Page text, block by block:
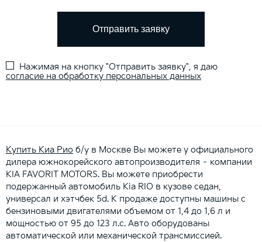
Отправить заявку
Нажимая на кнопку "Отправить заявку", я даю
согласие на обработку персональных данных
Купить Киа Рио б/у в Москве Вы можете у официального
дилера южнокорейского автопроизводителя – компании
KIA FAVORIT MOTORS. Вы можете приобрести
подержанный автомобиль Kia RIO в кузове седан,
универсал и хэтчбек 5d. К продаже доступны машины с
бензиновыми двигателями объемом от 1,4 до 1,6 л и
мощностью от 95 до 123 л.с. Авто оборудованы
автоматической или механической трансмиссией.